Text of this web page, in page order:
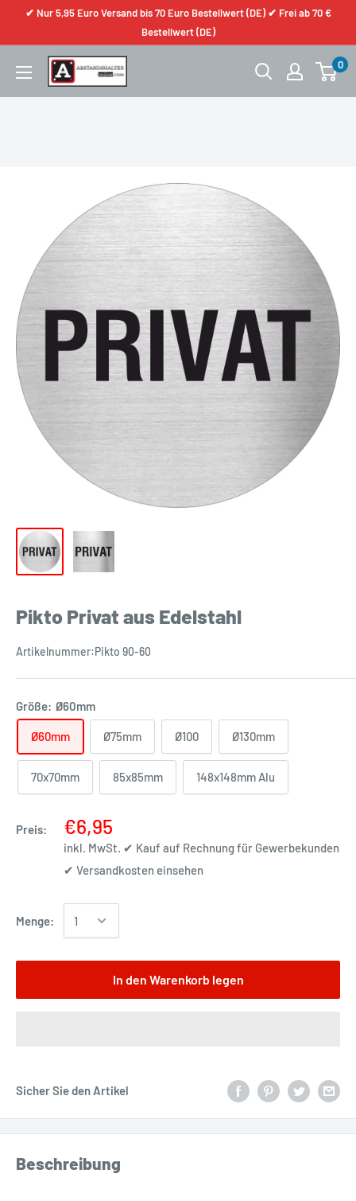
✔ Nur 5,95 Euro Versand bis 70 Euro Bestellwert (DE) ✔ Frei ab 70 €
Bestellwert (DE)
0
Pikto Privat aus Edelstahl
Artikelnummer:Pikto 90-60
Größe: Ø60mm
Ø60mm Ø75mm Ø100 Ø130mm
70x70mm 85x85mm 148x148mm Alu
Preis: €6,95
inkl. MwSt. ✔ Kauf auf Rechnung für Gewerbekunden
✔ Versandkosten einsehen
Menge:
In den Warenkorb legen
Sicher Sie den Artikel
Beschreibung